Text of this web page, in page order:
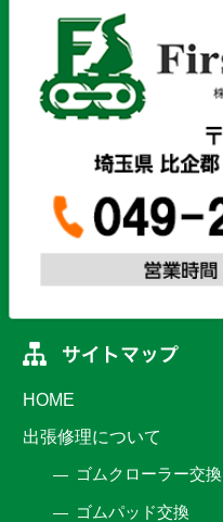
HOME
出張修理について
ゴムクローラー交換
ゴムパッド交換